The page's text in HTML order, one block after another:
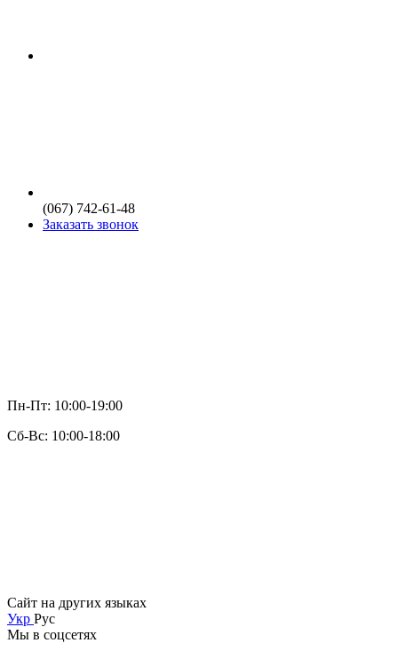
(067) 742-61-48
Заказать звонок
Пн-Пт: 10:00-19:00
Сб-Вс: 10:00-18:00
Сайт на других языках
Укр Рус
Мы в соцсетях